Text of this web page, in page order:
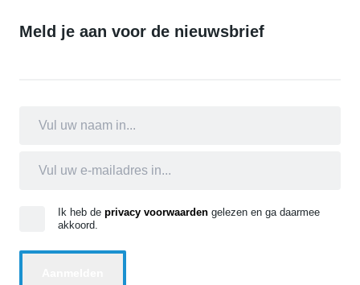
Meld je aan voor de nieuwsbrief
Ik heb de privacy voorwaarden gelezen en ga daarmee
akkoord.